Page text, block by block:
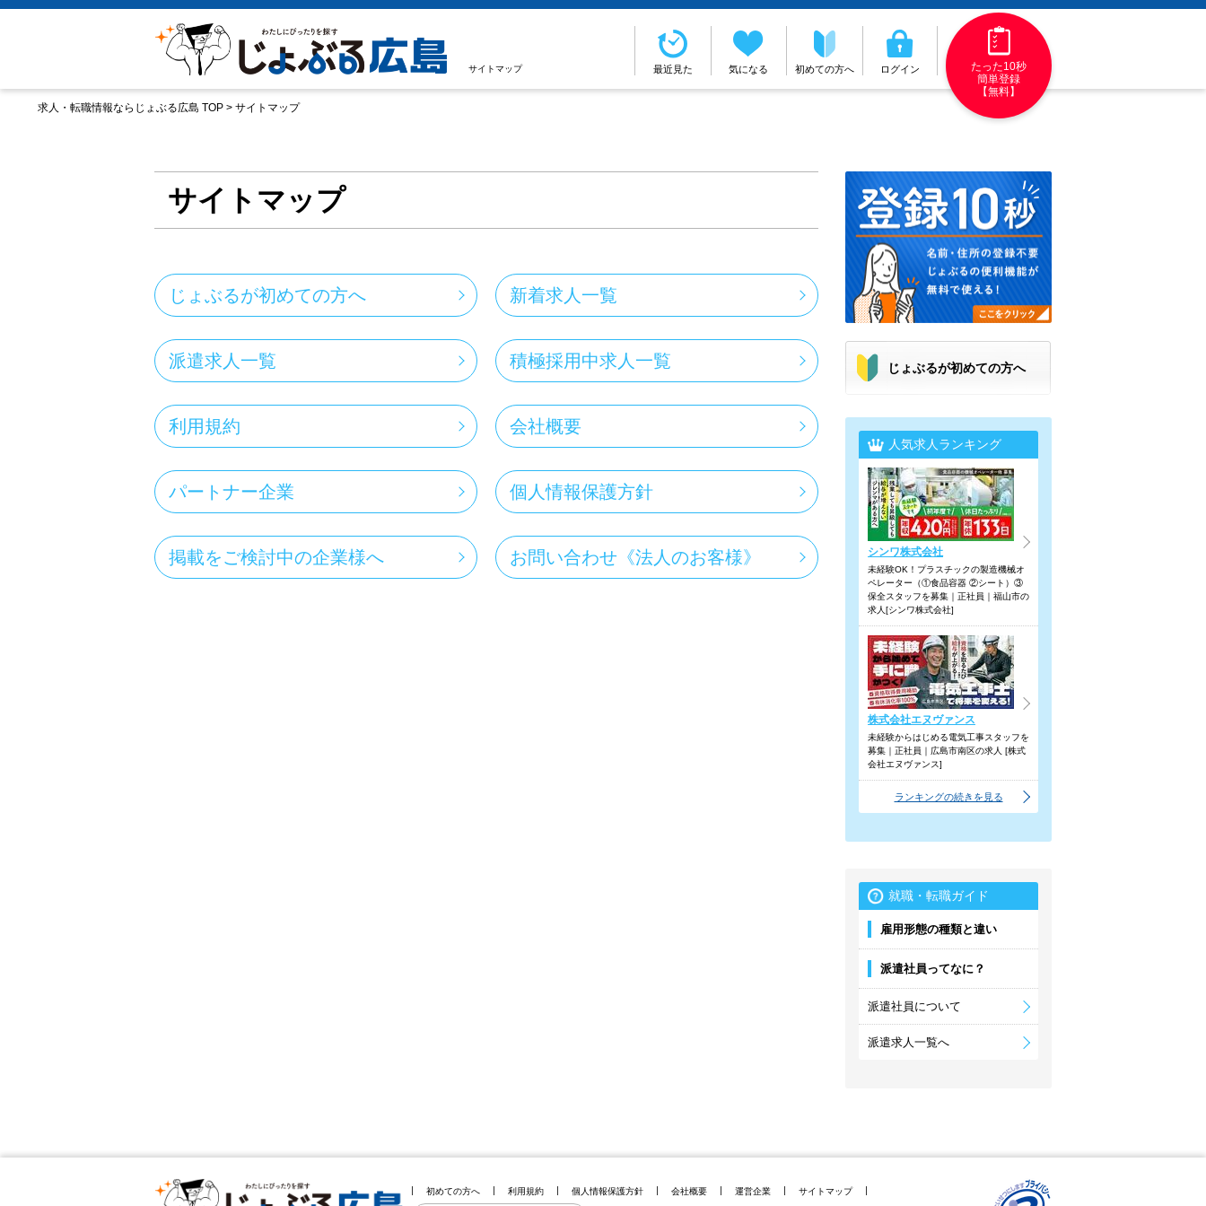
サイトマップ 最近見た 気になる 初めての方へ ログイン
たった10秒
簡単登録
【無料】
求人・転職情報ならじょぶる広島 TOP > サイトマップ
サイトマップ
じょぶるが初めての方へ 新着求人一覧
派遣求人一覧 積極採用中求人一覧
利用規約 会社概要
パートナー企業 個人情報保護方針
掲載をご検討中の企業様へ お問い合わせ《法人のお客様》
じょぶるが初めての方へ
人気求人ランキング
シンワ株式会社
未経験OK！プラスチックの製造機械オ
ペレーター（①食品容器 ②シート）③
保全スタッフを募集｜正社員｜福山市の
求人[シンワ株式会社]
株式会社エヌヴァンス
未経験からはじめる電気工事スタッフを
募集｜正社員｜広島市南区の求人 [株式
会社エヌヴァンス]
ランキングの続きを見る
就職・転職ガイド
雇用形態の種類と違い
派遣社員ってなに？
派遣社員について
派遣求人一覧へ
初めての方へ 利用規約 個人情報保護方針 会社概要 運営企業 サイトマップ